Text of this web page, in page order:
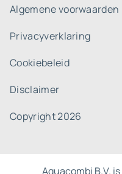
Algemene voorwaarden
Privacyverklaring
Cookiebeleid
Disclaimer
Copyright 2026
Aquacombi B.V.